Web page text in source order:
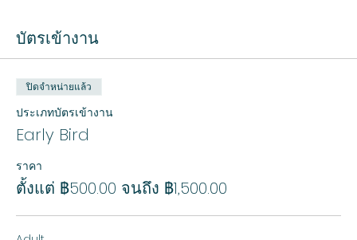
บัตรเข้างาน
ปิดจำหน่ายแล้ว
ประเภทบัตรเข้างาน
Early Bird
ราคา
ตั้งแต่ ฿500.00 จนถึง ฿1,500.00